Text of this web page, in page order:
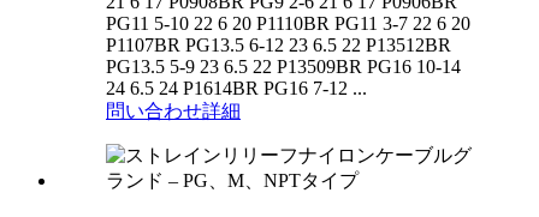
PG11 5-10 22 6 20 P1110BR PG11 3-7 22 6 20
P1107BR PG13.5 6-12 23 6.5 22 P13512BR
PG13.5 5-9 23 6.5 22 P13509BR PG16 10-14
24 6.5 24 P1614BR PG16 7-12 ...
問い合わせ詳細